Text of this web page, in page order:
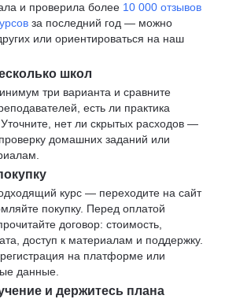
и проверила более 10 000 отзывов
за последний год — можно
или ориентироваться на наш
школ
три варианта и сравните
есть ли практика
нет ли скрытых расходов —
домашних заданий или
курс — переходите на сайт
покупку. Перед оплатой
договор: стоимость,
доступ к материалам и поддержку.
на платформе или
данные.
и держитесь плана